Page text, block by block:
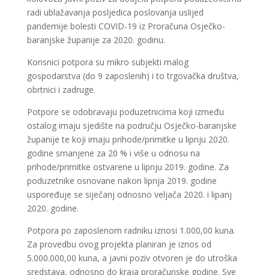
radi ublažavanja posljedica poslovanja uslijed
pandemije bolesti COVID-19 iz Proračuna Osječko-
baranjske županije za 2020. godinu.
Korisnici potpora su mikro subjekti malog
gospodarstva (do 9 zaposlenih) i to trgovačka društva,
obrtnici i zadruge.
Potpore se odobravaju poduzetnicima koji između
ostalog imaju sjedište na području Osječko-baranjske
županije te koji imaju prihode/primitke u lipnju 2020.
godine smanjene za 20 % i više u odnosu na
prihode/primitke ostvarene u lipnju 2019. godine. Za
poduzetnike osnovane nakon lipnja 2019. godine
uspoređuje se siječanj odnosno veljača 2020. i lipanj
2020. godine.
Potpora po zaposlenom radniku iznosi 1.000,00 kuna.
Za provedbu ovog projekta planiran je iznos od
5.000.000,00 kuna, a javni poziv otvoren je do utroška
sredstava, odnosno do kraja proračunske godine. Sve